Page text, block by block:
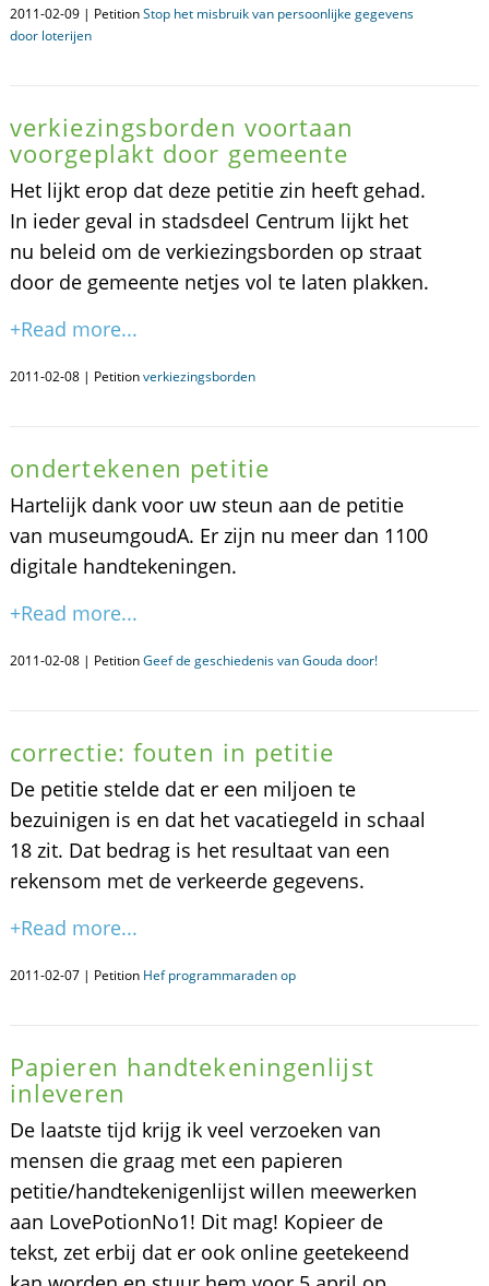
2011-02-09 | PetitionStop het misbruik van persoonlijke gegevens
door loterijen
verkiezingsborden voortaan
voorgeplakt door gemeente
Het lijkt erop dat deze petitie zin heeft gehad.
In ieder geval in stadsdeel Centrum lijkt het
nu beleid om de verkiezingsborden op straat
door de gemeente netjes vol te laten plakken.
+Read more...
2011-02-08 | Petitionverkiezingsborden
ondertekenen petitie
Hartelijk dank voor uw steun aan de petitie
van museumgoudA. Er zijn nu meer dan 1100
digitale handtekeningen.
+Read more...
2011-02-08 | PetitionGeef de geschiedenis van Gouda door!
correctie: fouten in petitie
De petitie stelde dat er een miljoen te
bezuinigen is en dat het vacatiegeld in schaal
18 zit. Dat bedrag is het resultaat van een
rekensom met de verkeerde gegevens.
+Read more...
2011-02-07 | Petition Hef programmaraden op
Papieren handtekeningenlijst
inleveren
De laatste tijd krijg ik veel verzoeken van
mensen die graag met een papieren
petitie/handtekenigenlijst willen meewerken
aan LovePotionNo1! Dit mag! Kopieer de
tekst, zet erbij dat er ook online geetekeend